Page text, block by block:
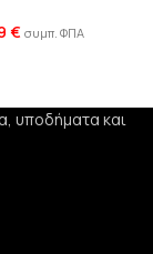
€ συμπ. ΦΠΑ
υποδήματα και